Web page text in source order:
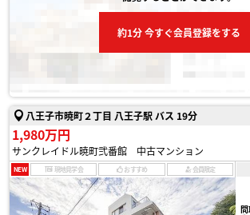
約1分 今すぐ会員登録をする
八王子市暁町２丁目 八王子駅 バス 19分
1,980万円
サンクレイドル暁町弐番館 中古マンション
NEW 現地見学会 おすすめ 会員限定
間